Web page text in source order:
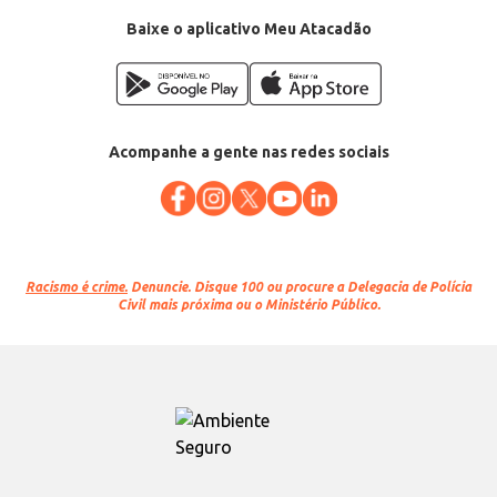
Baixe o aplicativo Meu Atacadão
Acompanhe a gente nas redes sociais
Racismo é crime. Denuncie. Disque 100 ou procure a Delegacia de Polícia
Civil mais próxima ou o Ministério Público.